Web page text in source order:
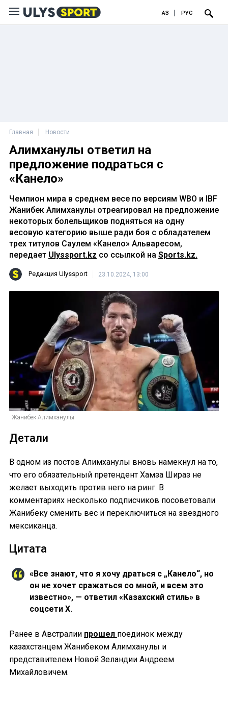
ҚАЗ РУС
Главная Новости
Алимханулы ответил на
предложение подраться с
«Канело»
Чемпион мира в среднем весе по версиям WBO и IBF
Жанибек Алимханулы отреагировал на предложение
некоторых болельщиков подняться на одну
весовую категорию выше ради боя с обладателем
трех титулов Саулем «Канело» Альваресом,
передает Ulyssport.kz со ссылкой на Sports.kz.
Редакция Ulyssport 23.10.2024, 13:00
Жанибек Алимханулы
Детали
В одном из постов Алимханулы вновь намекнул на то,
что его обязательный претендент Хамза Шираз не
желает выходить против него на ринг. В
комментариях несколько подписчиков посоветовали
Жанибеку сменить вес и переключиться на звездного
мексиканца.
Цитата
«Все знают, что я хочу драться с „Канело“, но
он не хочет сражаться со мной, и всем это
известно», — ответил «Казахский стиль» в
соцсети Х.
Ранее в Австралии прошел поединок между
казахстанцем Жанибеком Алимханулы и
представителем Новой Зеландии Андреем
Михайловичем.